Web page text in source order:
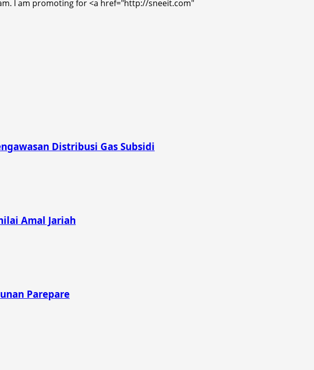
I am promoting for <a href="http://sneeit.com"
Distribusi Gas Subsidi
Amal Jariah
Parepare